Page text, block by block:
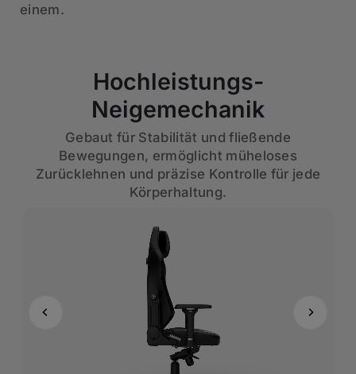
einem.
Hochleistungs-
Neigemechanik
Gebaut für Stabilität und fließende
Bewegungen, ermöglicht müheloses
Zurücklehnen und präzise Kontrolle für jede
Körperhaltung.